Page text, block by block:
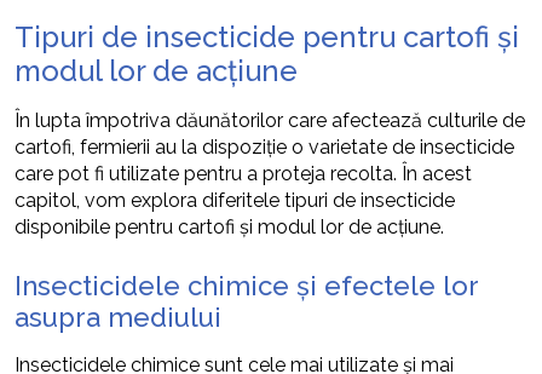
Tipuri de insecticide pentru cartofi și
modul lor de acțiune
În lupta împotriva dăunătorilor care afectează culturile de
cartofi, fermierii au la dispoziție o varietate de insecticide
care pot fi utilizate pentru a proteja recolta. În acest
capitol, vom explora diferitele tipuri de insecticide
disponibile pentru cartofi și modul lor de acțiune.
Insecticidele chimice și efectele lor
asupra mediului
Insecticidele chimice sunt cele mai utilizate și mai